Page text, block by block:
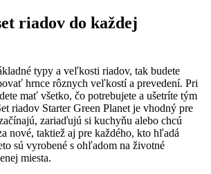
riadov do každej
typy a veľkosti riadov, tak budete
hrnce rôznych veľkostí a prevedení. Pri
mať všetko, čo potrebujete a ušetríte tým
riadov Starter Green Planet je vhodný pre
zariaďujú si kuchyňu alebo chcú
nové, taktiež aj pre každého, kto hľadá
sú vyrobené s ohľadom na životné
miesta.